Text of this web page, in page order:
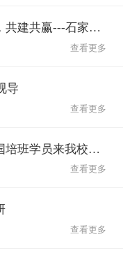
职普融通，互鉴互通，优质发展，共建共赢---石家庄市远航校长培训班十一组来我校交流参观
查看更多
导
查看更多
河北师范大学巴音郭楞州中高职国培班学员来我校参观学习
查看更多
查看更多